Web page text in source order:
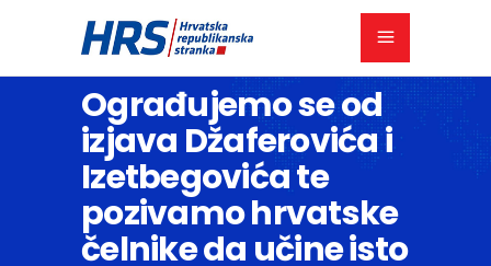
Ograđujemo se od
izjava Džaferovića i
Izetbegovića te
pozivamo hrvatske
čelnike da učine isto